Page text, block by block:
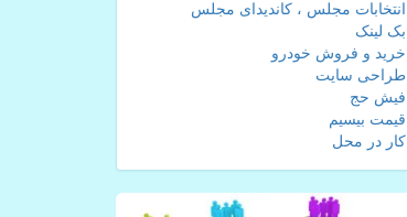
انتخابات مجلس ، کاندیدای مجلس
بک لینک
خرید و فروش خودرو
طراحی سایت
فیش حج
قیمت بیسیم
کار در محل